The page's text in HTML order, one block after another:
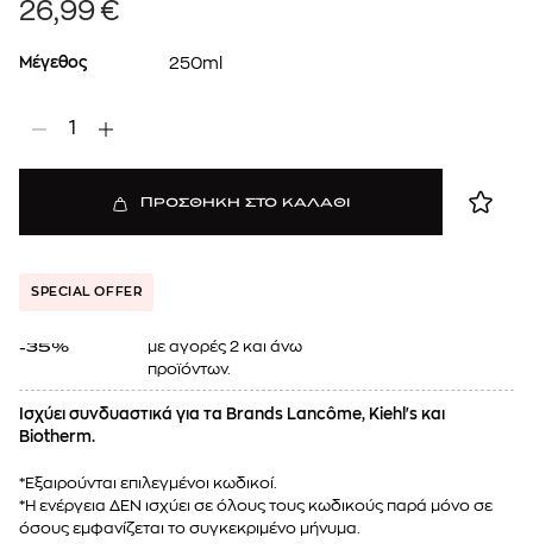
26,99€
Μέγεθος 250ml
1
ΠΡΟΣΘΗΚΗ ΣΤΟ ΚΑΛΑΘΙ
SPECIAL OFFER
-35%
με αγορές 2 και άνω
προϊόντων.
Ισχύει συνδυαστικά για τα Brands Lancôme, Kiehl's και
Biotherm.
*Εξαιρούνται επιλεγμένοι κωδικοί.
*Η ενέργεια ΔΕΝ ισχύει σε όλους τους κωδικούς παρά μόνο σε
όσους εμφανίζεται το συγκεκριμένο μήνυμα.